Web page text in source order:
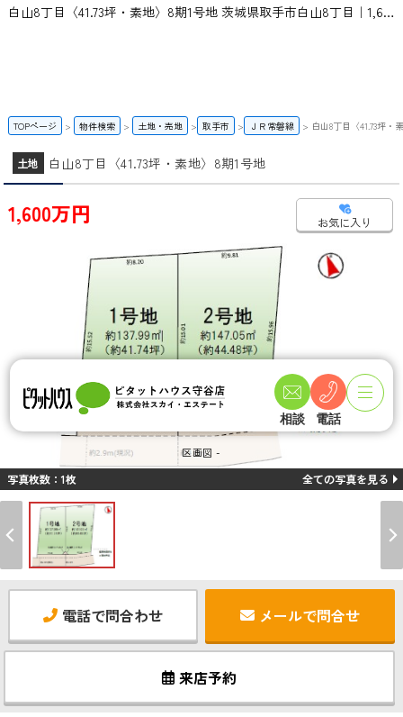
白山8丁目〈41.73坪・素地〉8期1号地 茨城県取手市白山8丁目｜1,600万円の土地｜ピタットハウス守谷店 | スカイ・エステート
相談 電話
TOPページ 物件検索 土地・売地 取手市 ＪＲ常磐線 白山8丁目〈41.73坪・
土地 白山8丁目〈41.73坪・素地〉8期1号地
1,600万円 お気に入り
区画図 -
写真枚数：1枚 全ての写真を見る
電話で問合わせ メールで問合せ
来店予約